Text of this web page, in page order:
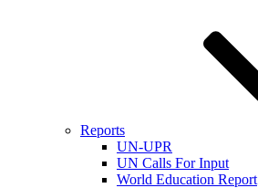
Reports
UN-UPR
UN Calls For Input
World Education Report